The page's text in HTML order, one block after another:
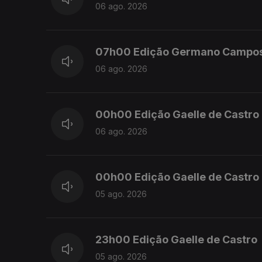
06 ago. 2026
07h00 Edição Germano
06 ago. 2026
00h00 Edição Gaelle de Castro
06 ago. 2026
00h00 Edição Gaelle de Castro
05 ago. 2026
23h00 Edição Gaelle de Castro
05 ago. 2026